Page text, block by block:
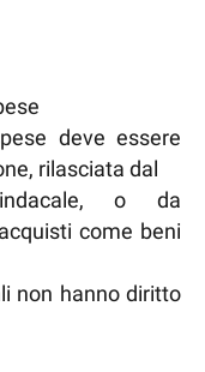
deve essere
rilasciata dal
o da
come beni
non hanno diritto